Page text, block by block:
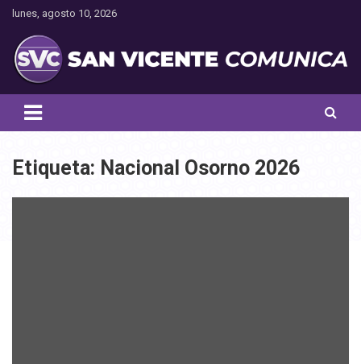
Saltar
contenido
lunes, agosto 10, 2026
San Vicente Comunica
Toda la actualidad noticiosa de nuestra comuna
Etiqueta: Nacional Osorno 2026